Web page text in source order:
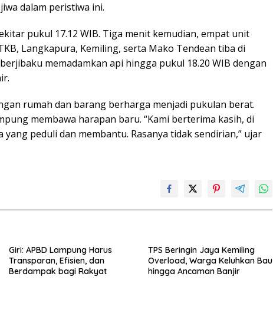
dalam peristiwa ini.
pukul 17.12 WIB. Tiga menit kemudian, empat unit
Langkapura, Kemiling, serta Mako Tendean tiba di
memadamkan api hingga pukul 18.20 WIB dengan
rumah dan barang berharga menjadi pukulan berat.
membawa harapan baru. “Kami berterima kasih, di
peduli dan membantu. Rasanya tidak sendirian,” ujar
Giri: APBD Lampung Harus
Transparan, Efisien, dan
Berdampak bagi Rakyat
TPS Beringin Jaya Kemiling
Overload, Warga Keluhkan Bau
hingga Ancaman Banjir